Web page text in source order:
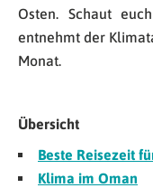
Osten. Schaut
entnehmt der
Monat.
Übersicht
Beste Reisezeit
Klima im Oman